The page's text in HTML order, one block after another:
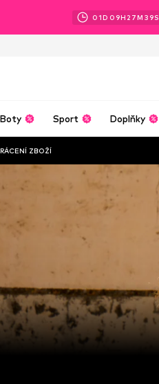
01D 09H 27M 38S
Boty Sport Doplňky
ZBOŽÍ